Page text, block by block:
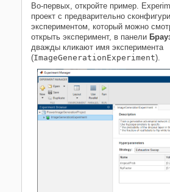
Во-первых, откройте пример.
проект с предварительно
экспериментом, который можно
открыть эксперимент, в панели
дважды кликают имя эксперимента
(ImageGenerationExperiment).